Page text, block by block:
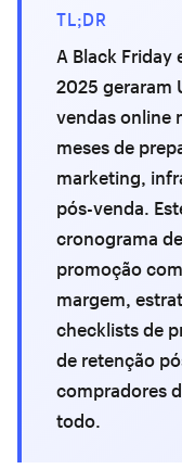
TL;DR
A Black Friday
2025 geraram
vendas online
meses de
marketing,
pós-venda.
cronograma
promoção
margem,
checklists de
de retenção
compradores
todo.